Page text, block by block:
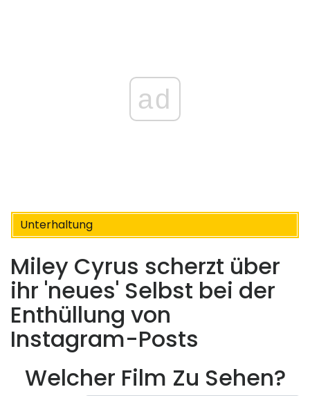
ad
Unterhaltung
Miley Cyrus scherzt über
ihr 'neues' Selbst bei der
Enthüllung von
Instagram-Posts
Welcher Film Zu Sehen?